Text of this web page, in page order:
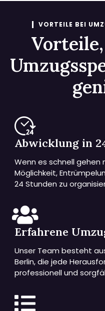
VORTEILE BEI
Abwicklung in
Wenn es schnell gehen
Möglichkeit,
24 Stunden zu
Erfahrene
Unser Team besteht
Berlin, die jede
professionell und